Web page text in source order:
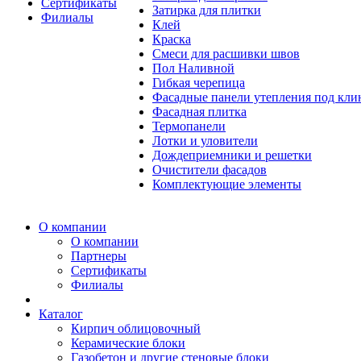
Сертификаты
Филиалы
Затирка для плитки
Клей
Краска
Смеси для расшивки швов
Пол Наливной
Гибкая черепица
Фасадные панели утепления под
Фасадная плитка
Термопанели
Лотки и уловители
Дождеприемники и решетки
Очистители фасадов
Комплектующие элементы
О компании
О компании
Партнеры
Сертификаты
Филиалы
Каталог
Кирпич облицовочный
Керамические блоки
Газобетон и другие стеновые блоки